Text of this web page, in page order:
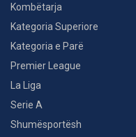
Kombëtarja
Kategoria Superiore
Kategoria e Parë
Premier League
La Liga
Serie A
Shumësportësh